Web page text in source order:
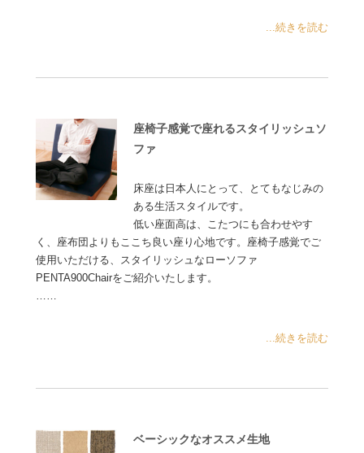
...続きを読む
座椅子感覚で座れるスタイリッシュソ
ファ
床座は日本人にとって、とてもなじみの
ある生活スタイルです。
低い座面高は、こたつにも合わせやす
く、座布団よりもここち良い座り心地です。座椅子感覚でご
使用いただける、スタイリッシュなローソファ
PENTA900Chairをご紹介いたします。
……
...続きを読む
ベーシックなオススメ生地